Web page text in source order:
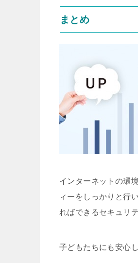
まとめ
インターネットの環
ィーをしっかりと行
ればできるセキュリ
子どもたちにも安心